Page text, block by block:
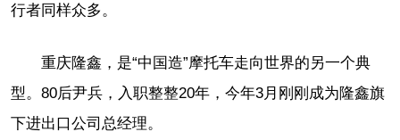
行者同样众多。
重庆隆鑫，是“中国造”摩托车走向世界的另一个典
型。80后尹兵，入职整整20年，今年3月刚刚成为隆鑫旗
下进出口公司总经理。